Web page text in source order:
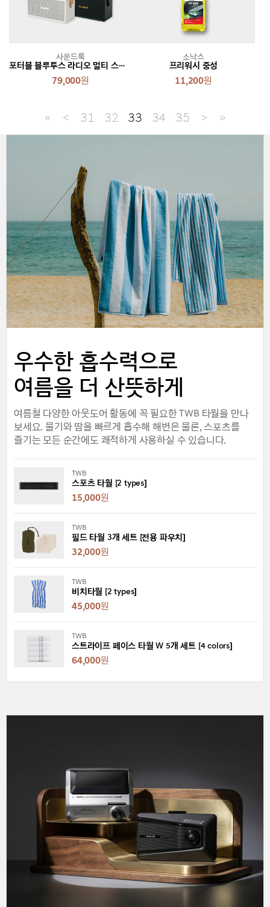
포터블 블루투스 라디오 멀티 스피커 SL-BR200 [2 colors]
79,000원
사운드룩
프리워시 중성
11,200원
소낙스
≪ ＜ 31 32 33 34 35 ＞ ≫
우수한 흡수력으로
여름을 더 산뜻하게
여름철 다양한 아웃도어 활동에 꼭 필요한 TWB 타월을 만나
보세요. 물기와 땀을 빠르게 흡수해 해변은 물론, 스포츠를
즐기는 모든 순간에도 쾌적하게 사용하실 수 있습니다.
TWB
스포츠 타월 [2 types]
15,000원
TWB
필드 타월 3개 세트 [전용 파우치]
32,000원
TWB
비치타월 [2 types]
45,000원
TWB
스트라이프 페이스 타월 W 5개 세트 [4 colors]
64,000원
한 걸음 더, 고객의 일상 속으로